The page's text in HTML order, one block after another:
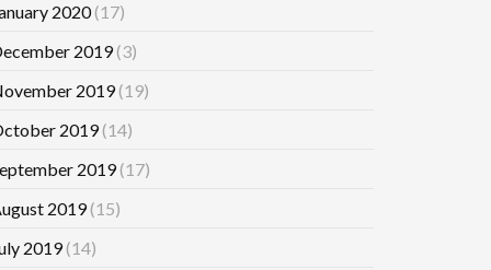
2020(17)
2019(3)
2019(19)
2019(14)
2019(17)
2019(15)
2019(14)